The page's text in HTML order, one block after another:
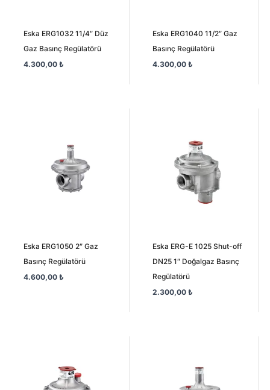
Eska ERG1032 11/4″ Düz
Gaz Basınç Regülatörü
4.300,00₺
Eska ERG1040 11/2″ Gaz
Basınç Regülatörü
4.300,00₺
Eska ERG1050 2″ Gaz
Basınç Regülatörü
4.600,00₺
Eska ERG-E 1025 Shut-off
DN25 1″ Doğalgaz Basınç
Regülatörü
2.300,00₺